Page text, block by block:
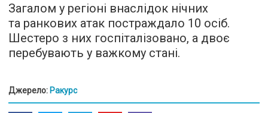
Загалом у регіоні внаслідок нічних
та ранкових атак постраждало 10 осіб.
Шестеро з них госпіталізовано, а двоє
перебувають у важкому стані.
Джерело: Ракурс